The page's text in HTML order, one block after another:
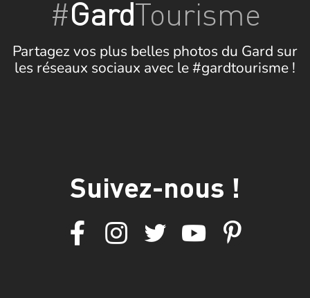
#GardTourisme
Partagez vos plus belles photos du Gard sur
les réseaux sociaux avec le #gardtourisme !
Suivez-nous !